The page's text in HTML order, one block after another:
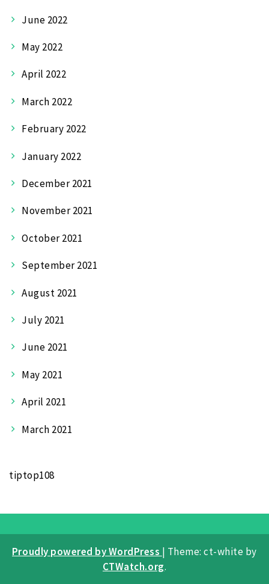
June 2022
May 2022
April 2022
March 2022
February 2022
January 2022
December 2021
November 2021
October 2021
September 2021
August 2021
July 2021
June 2021
May 2021
April 2021
March 2021
tiptop108
Proudly powered by WordPress | Theme: ct-white by
CTWatch.org.